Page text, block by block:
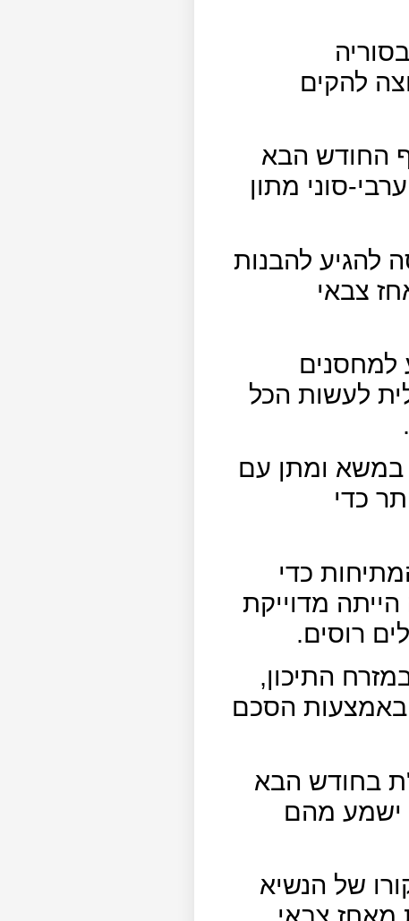
להקים
החודש הבא
סוני מתון
להגיע להבנות
צבאי
למחסנים
לעשות הכל
במשא ומתן עם
כדי
כדי
מדוייקת
רוסים.
התיכון,
באמצעות הסכם
בחודש הבא
ישמע מהם
של הנשיא